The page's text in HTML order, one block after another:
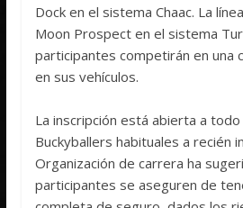
Dock en el sistema Chaac. La
Moon Prospect en el sistema
participantes competirán en una
en sus vehículos.
La inscripción está abierta a
Buckyballers habituales a recién
Organización de carrera ha
participantes se aseguren de